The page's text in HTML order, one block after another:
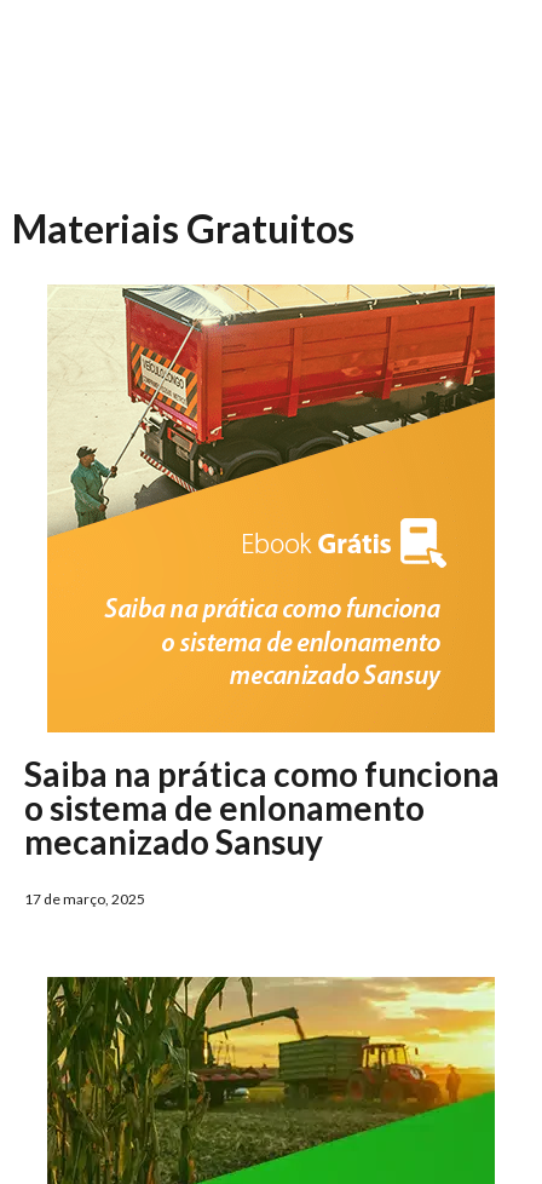
Materiais Gratuitos
Saiba na prática como funciona
o sistema de enlonamento
mecanizado Sansuy
17 de março, 2025